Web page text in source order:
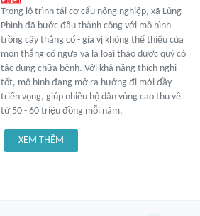
Trong lộ trình tái cơ cấu nông nghiệp, xã Lùng
Phình đã bước đầu thành công với mô hình
trồng cây thắng cố - gia vị không thể thiếu của
món thắng cố ngựa và là loại thảo dược quý có
tác dụng chữa bệnh. Với khả năng thích nghi
tốt, mô hình đang mở ra hướng đi mới đầy
triển vọng, giúp nhiều hộ dân vùng cao thu về
từ 50 - 60 triệu đồng mỗi năm.
XEM THÊM